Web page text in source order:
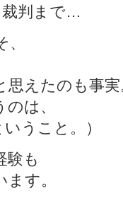
裁判まで…
思えたのも事実
は、
うこと。）
験も
す。